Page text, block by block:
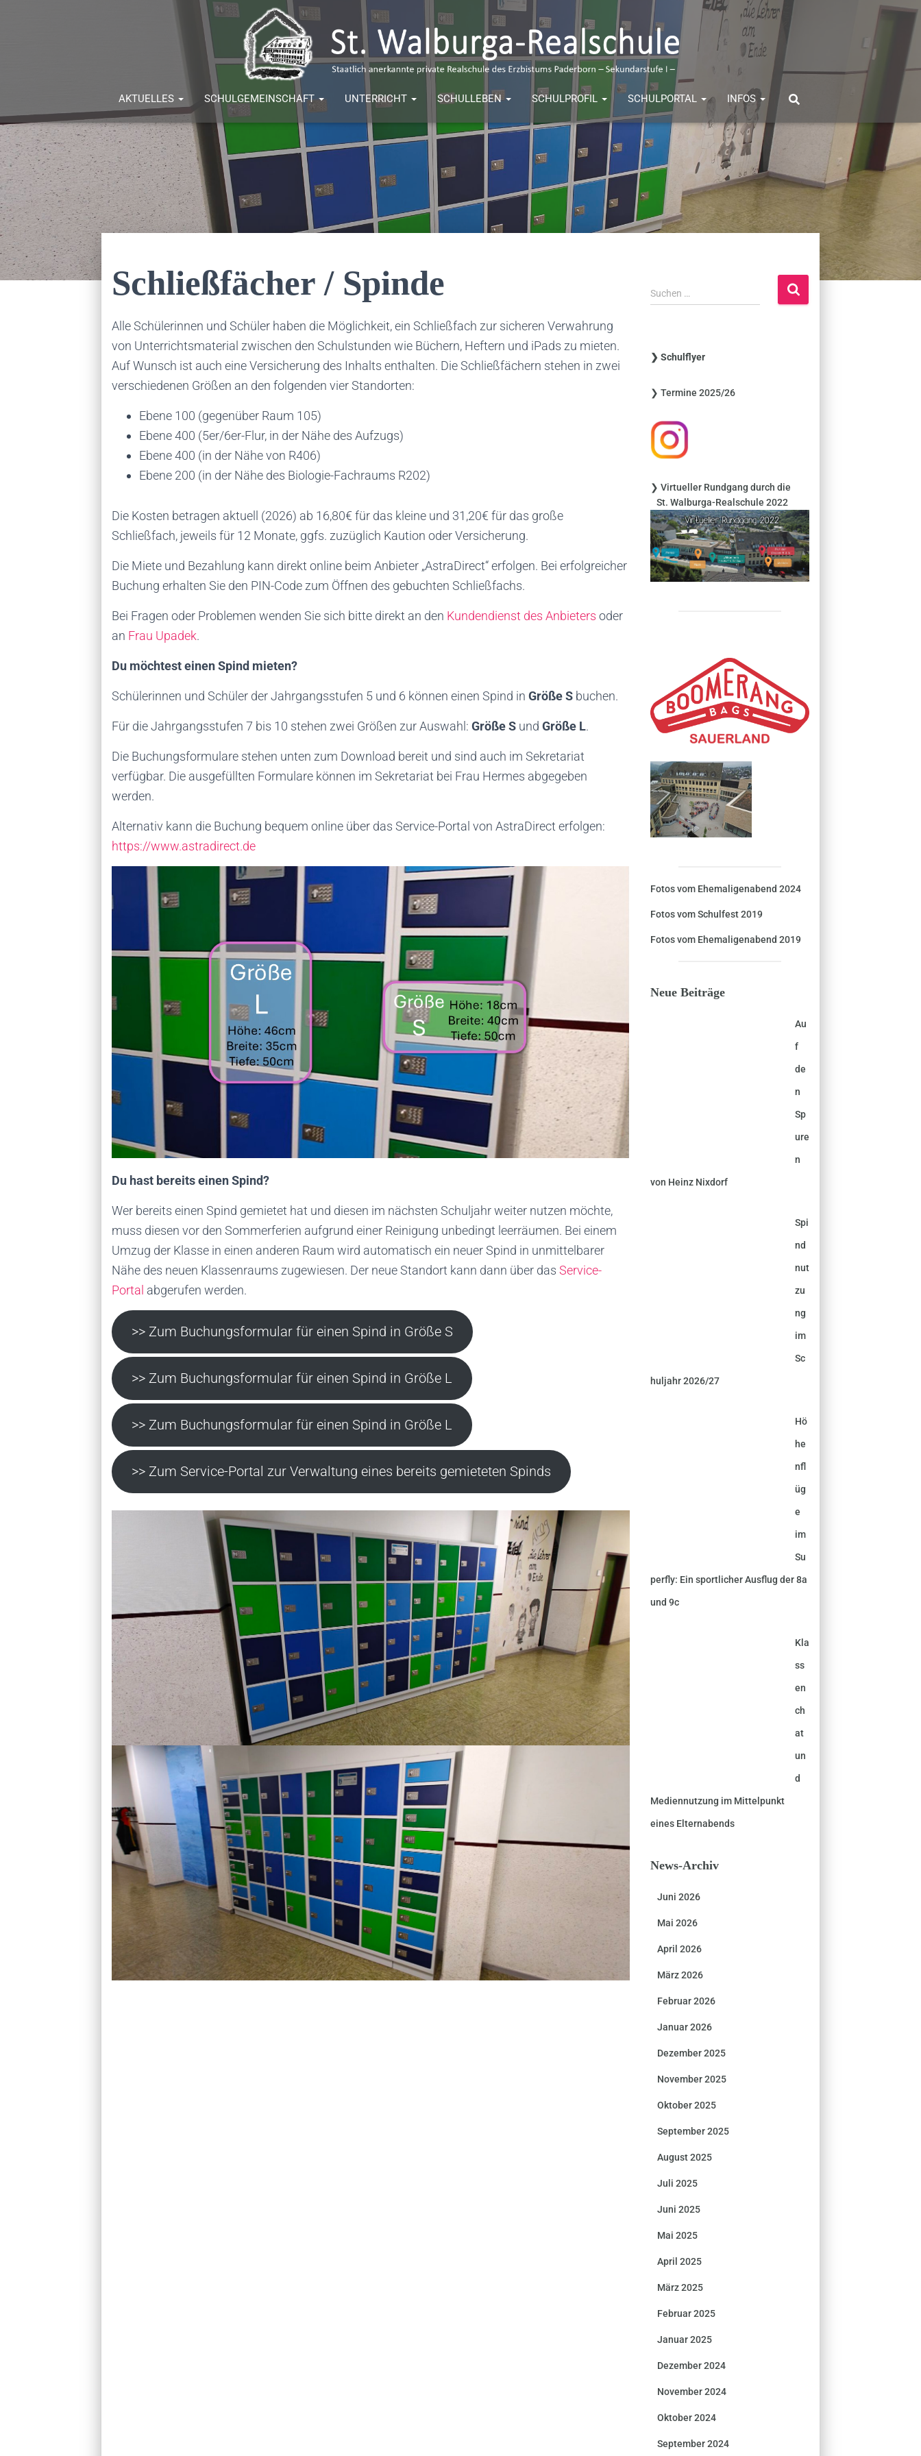
AKTUELLES SCHULGEMEINSCHAFT UNTERRICHT SCHULLEBEN SCHULPROFIL SCHULPORTAL INFOS
Schließfächer / Spinde
Alle Schülerinnen und Schüler haben die Möglichkeit, ein Schließfach zur sicheren Verwahrung
von Unterrichtsmaterial zwischen den Schulstunden wie Büchern, Heftern und iPads zu mieten.
Auf Wunsch ist auch eine Versicherung des Inhalts enthalten. Die Schließfächern stehen in zwei
verschiedenen Größen an den folgenden vier Standorten:
Ebene 100 (gegenüber Raum 105)
Ebene 400 (5er/6er-Flur, in der Nähe des Aufzugs)
Ebene 400 (in der Nähe von R406)
Ebene 200 (in der Nähe des Biologie-Fachraums R202)
Die Kosten betragen aktuell (2026) ab 16,80€ für das kleine und 31,20€ für das große
Schließfach, jeweils für 12 Monate, ggfs. zuzüglich Kaution oder Versicherung.
Die Miete und Bezahlung kann direkt online beim Anbieter „AstraDirect“ erfolgen. Bei erfolgreicher
Buchung erhalten Sie den PIN-Code zum Öffnen des gebuchten Schließfachs.
Bei Fragen oder Problemen wenden Sie sich bitte direkt an den Kundendienst des Anbieters oder
an Frau Upadek.
Du möchtest einen Spind mieten?
Schülerinnen und Schüler der Jahrgangsstufen 5 und 6 können einen Spind in Größe Sbuchen.
Für die Jahrgangsstufen 7 bis 10 stehen zwei Größen zur Auswahl: Größe Sund Größe L.
Die Buchungsformulare stehen unten zum Download bereit und sind auch im Sekretariat
verfügbar. Die ausgefüllten Formulare können im Sekretariat bei Frau Hermes abgegeben
werden.
Alternativ kann die Buchung bequem online über das Service-Portal von AstraDirect erfolgen:
https://www.astradirect.de
Du hast bereits einen Spind?
Wer bereits einen Spind gemietet hat und diesen im nächsten Schuljahr weiter nutzen möchte,
muss diesen vor den Sommerferien aufgrund einer Reinigung unbedingt leerräumen. Bei einem
Umzug der Klasse in einen anderen Raum wird automatisch ein neuer Spind in unmittelbarer
Nähe des neuen Klassenraums zugewiesen. Der neue Standort kann dann über das Service-
Portal abgerufen werden.
>> Zum Buchungsformular für einen Spind in Größe S
>> Zum Buchungsformular für einen Spind in Größe L
>> Zum Buchungsformular für einen Spind in Größe L
>> Zum Service-Portal zur Verwaltung eines bereits gemieteten Spinds
S
u
n
a
h
:
Suchen …
❯ Schulflyer
❯ Termine 2025/26
❯ Virtueller Rundgang durch die
St. Walburga-Realschule 2022
Fotos vom Ehemaligenabend 2024
Fotos vom Schulfest 2019
Fotos vom Ehemaligenabend 2019
Neue Beiträge
Au
f
de
n
Sp
ure
n
von Heinz Nixdorf
Spi
nd
nut
zu
ng
im
Sc
huljahr 2026/27
Hö
he
nfl
üg
e
im
Su
perfly: Ein sportlicher Ausflug der 8a
und 9c
Kla
ss
en
ch
at
un
d
Mediennutzung im Mittelpunkt
eines Elternabends
News-Archiv
Juni 2026
Mai 2026
April 2026
März 2026
Februar 2026
Januar 2026
Dezember 2025
November 2025
Oktober 2025
September 2025
August 2025
Juli 2025
Juni 2025
Mai 2025
April 2025
März 2025
Februar 2025
Januar 2025
Dezember 2024
November 2024
Oktober 2024
September 2024